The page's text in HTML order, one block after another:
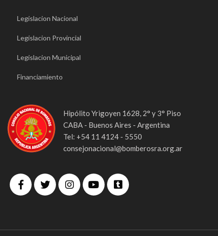
Legislacion Nacional
Legislacion Provincial
Legislacion Municipal
Financiamiento
Hipólito Yrigoyen 1628, 2° y 3° Piso
CABA - Buenos Aires - Argentina
Tel: +54 11 4124 - 5550
consejonacional@bomberosra.org.ar